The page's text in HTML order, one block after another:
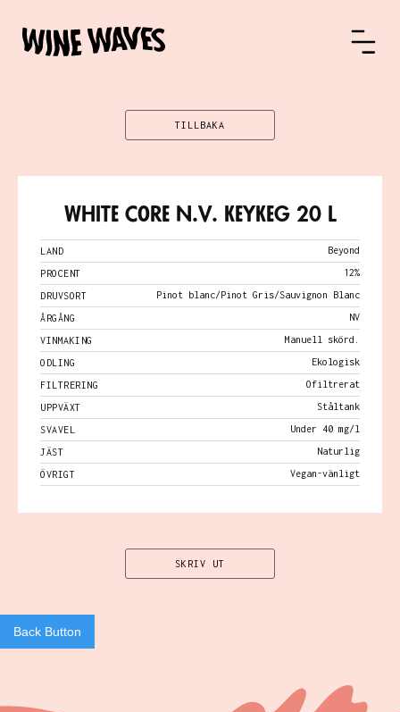
TILLBAKA
White Core N.V. KeyKeg 20 L
LAND Beyond
PROCENT 12%
DRUVSORT Pinot blanc/Pinot Gris/Sauvignon Blanc
ÅRGÅNG NV
VINMAKING Manuell skörd.
ODLING Ekologisk
FILTRERING Ofiltrerat
UPPVÄXT Ståltank
SVAVEL Under 40 mg/l
JÄST Naturlig
ÖVRIGT Vegan-vänligt
SKRIV UT
Back Button